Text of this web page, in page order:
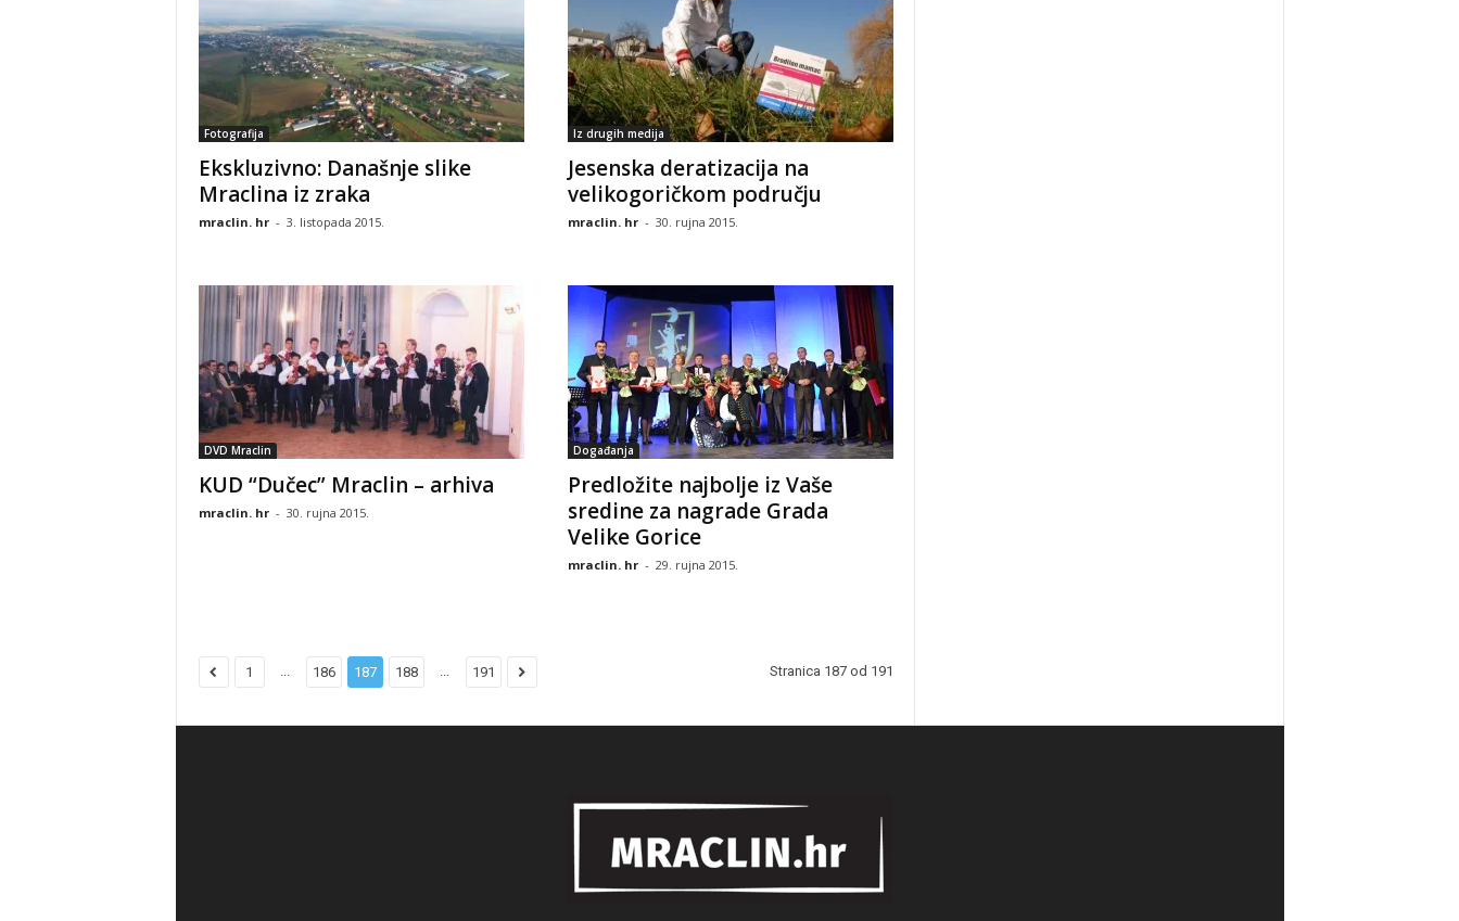
Fotografija
Ekskluzivno: Današnje slike
Mraclina iz zraka
mraclin. hr - 3. listopada 2015.
Iz drugih medija
Jesenska deratizacija na
velikogoričkom području
mraclin. hr - 30. rujna 2015.
DVD Mraclin
KUD “Dučec” Mraclin – arhiva
mraclin. hr - 30. rujna 2015.
Događanja
Predložite najbolje iz Vaše
sredine za nagrade Grada
Velike Gorice
mraclin. hr - 29. rujna 2015.
1 186 187 188 191 Stranica 187 od 191